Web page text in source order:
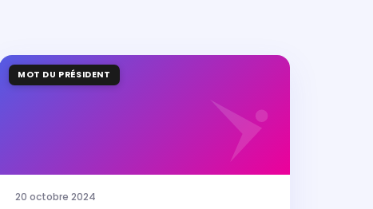
MOT DU PRÉSIDENT
20 octobre 2024